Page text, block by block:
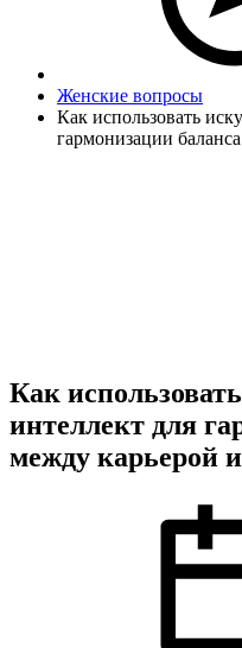
Женские вопросы
Как использовать
гармонизации
Как
интеллект для
между карьерой